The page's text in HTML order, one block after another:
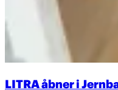
LITRA åbner i